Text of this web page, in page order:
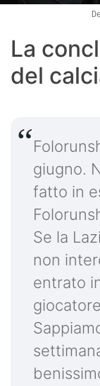
La
del
giugno.
fatto in
Se la
non
entrato